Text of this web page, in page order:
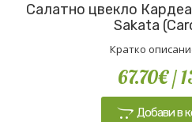
Салатно цвекло
Sakata
Кратко
67.70€/
Добави в